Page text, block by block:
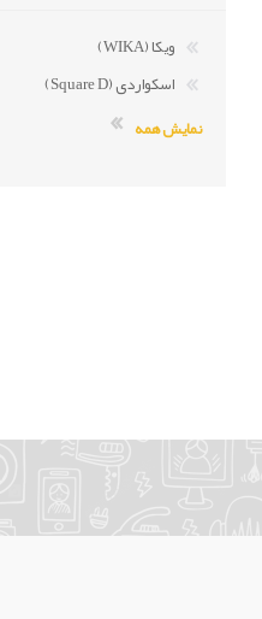
ویکا (WIKA)
اسکواردی (Square D)
نمایش همه